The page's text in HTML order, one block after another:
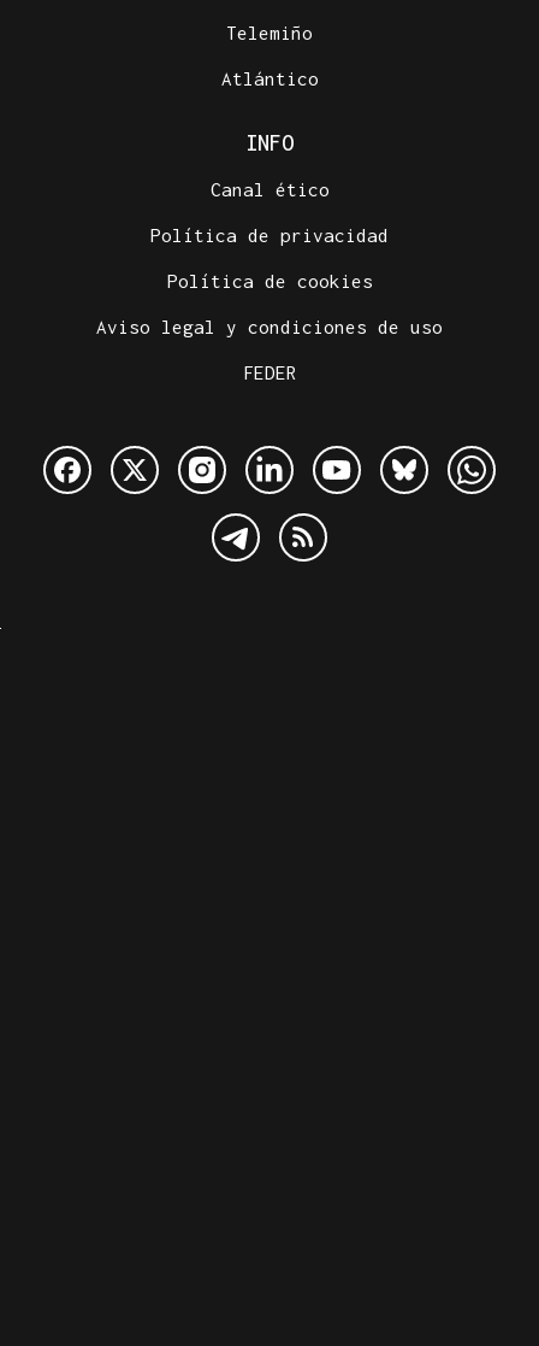
Telemiño
Atlántico
INFO
Canal ético
Política de privacidad
Política de cookies
Aviso legal y condiciones de uso
FEDER